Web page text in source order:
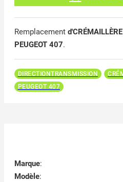
Remplacement
PEUGEOT 407.
DIRECTIONTRANSMISSION
PEUGEOT 407
Marque:
Modèle: